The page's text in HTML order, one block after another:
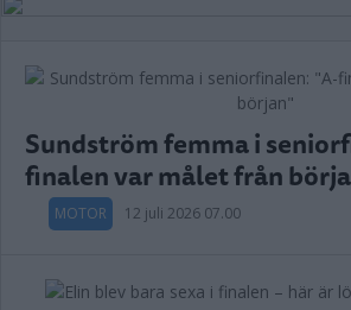
Sundström femma i
finalen var målet från
MOTOR 12 juli 2026 07.00